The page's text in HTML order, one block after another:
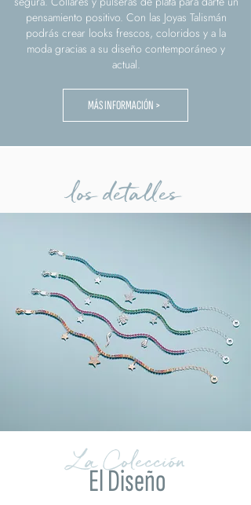
pensamiento positivo. Con las Joyas Talismán
podrás crear looks frescos, coloridos y a la
moda gracias a su diseño contemporáneo y
actual.
MÁS INFORMACIÓN >
los detalles
La Colección
El Diseño